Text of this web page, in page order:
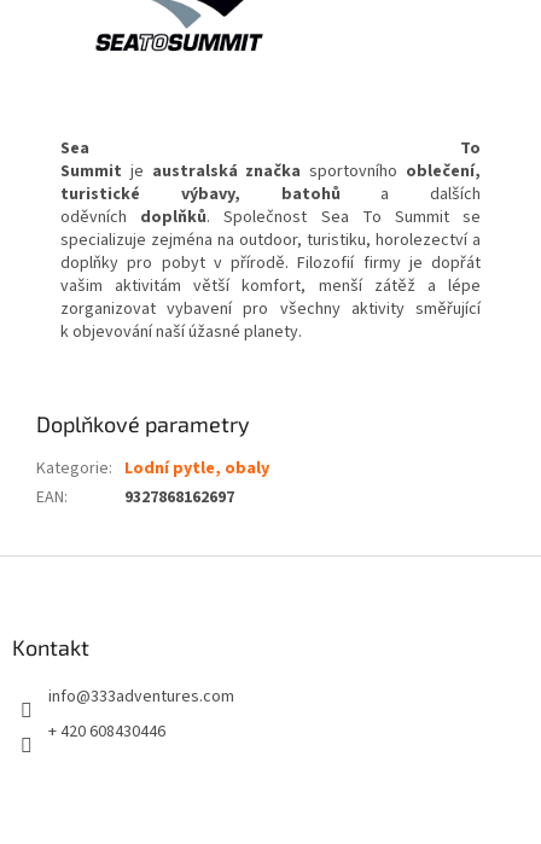
Sea To
Summit je australská značka sportovního oblečení,
turistické výbavy, batohů
a dalších
oděvních
doplňků. Společnost Sea To Summit se
specializuje zejména na outdoor, turistiku, horolezectví a
doplňky pro pobyt v přírodě. Filozofií firmy je dopřát
vašim aktivitám větší komfort, menší zátěž a lépe
zorganizovat vybavení pro všechny aktivity směřující
k objevování naší úžasné planety.
Doplňkové parametry
Kategorie: Lodní pytle, obaly
EAN: 9327868162697
Kontakt
info@333adventures.com
+ 420 608430446